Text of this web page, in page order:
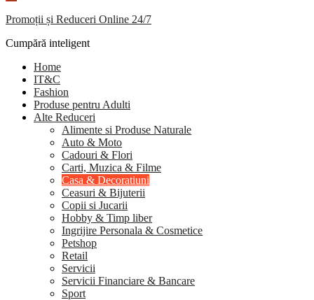
Promoții și Reduceri Online 24/7
Cumpără inteligent
Home
IT&C
Fashion
Produse pentru Adulti
Alte Reduceri
Alimente si Produse Naturale
Auto & Moto
Cadouri & Flori
Carti, Muzica & Filme
Casa & Decoratiuni
Ceasuri & Bijuterii
Copii si Jucarii
Hobby & Timp liber
Ingrijire Personala & Cosmetice
Petshop
Retail
Servicii
Servicii Financiare & Bancare
Sport